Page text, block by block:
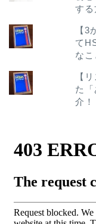
する
【
て
なこ
【
た
介！